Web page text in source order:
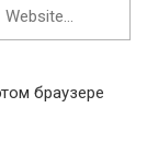
браузере